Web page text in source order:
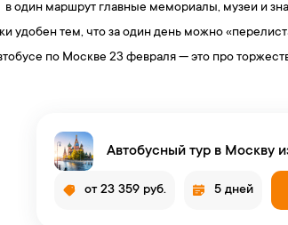
в один маршрут главные мемориалы, музеи и
удобен тем, что за один день можно
по Москве 23 февраля — это про
Автобусный тур в Москву
от 23 359 руб. 5 дней